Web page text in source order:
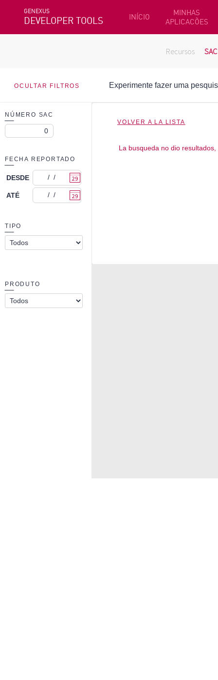
GENEXUS
DEVELOPER TOOLS INÍCIO
MINHAS
APLICACÕES
Recursos SAC